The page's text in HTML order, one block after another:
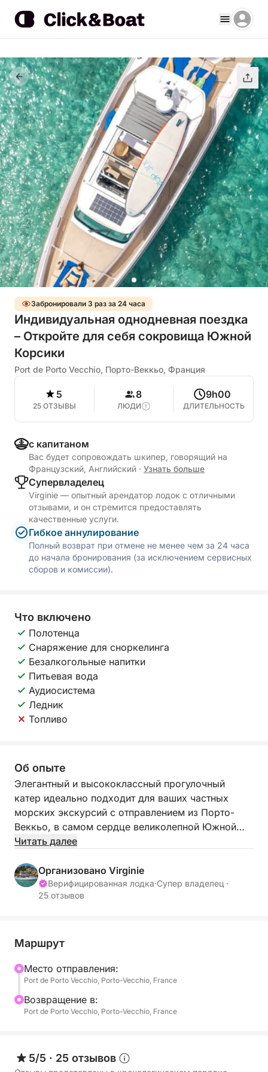
Забронировали 3 раз за 24 часа
Индивидуальная однодневная поездка
– Откройте для себя сокровища Южной
Корсики
Port de Porto Vecchio, Порто-Веккьо, Франция
5
25 ОТЗЫВЫ
8
ЛЮДИ
9h00
ДЛИТЕЛЬНОСТЬ
с капитаном
Вас будет сопровождать шкипер, говорящий на
Французский, Английский · Узнать больше
Cупервладелец
Virginie — опытный арендатор лодок с отличными
отзывами, и он стремится предоставлять
качественные услуги.
Гибкое аннулирование
Полный возврат при отмене не менее чем за 24 часа
до начала бронирования (за исключением сервисных
сборов и комиссии).
Что включено
Полотенца
Снаряжение для сноркелинга
Безалкогольные напитки
Питьевая вода
Аудиосистема
Ледник
Топливо
Об опыте
Элегантный и высококлассный прогулочный
катер идеально подходит для ваших частных
морских экскурсий с отправлением из Порто-
Веккьо, в самом сердце великолепной Южной
Корсики.
Ищете ли вы романтический отдых,
расслабляющий семейный день или веселую
прогулку с друзьями, это путешествие обещает
себе открыть для себя природные сокровища
региона. Скользя по бирюзовым водам, вы
совершите круиз вдоль впечатляющей береговой
линии, усеянной уединенными бухтами,
Читать далее
Организовано Virginie
Верифицированная лодка·Супер владелец ·
25 отзывов
Маршрут
Mесто отправления:
Port de Porto Vecchio, Porto-Vecchio, France
Bозвращение в:
Port de Porto Vecchio, Porto-Vecchio, France
5/5 · 25 отзывов